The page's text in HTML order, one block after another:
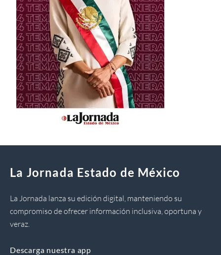
La Jornada Estado de México
La Jornada lanza su edición digital, manteniendo su
compromiso de ofrecer información inclusiva, oportuna y
veraz.
Descarga nuestra app